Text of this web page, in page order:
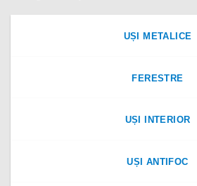
UȘI METALICE
FERESTRE
UȘI INTERIOR
UȘI ANTIFOC